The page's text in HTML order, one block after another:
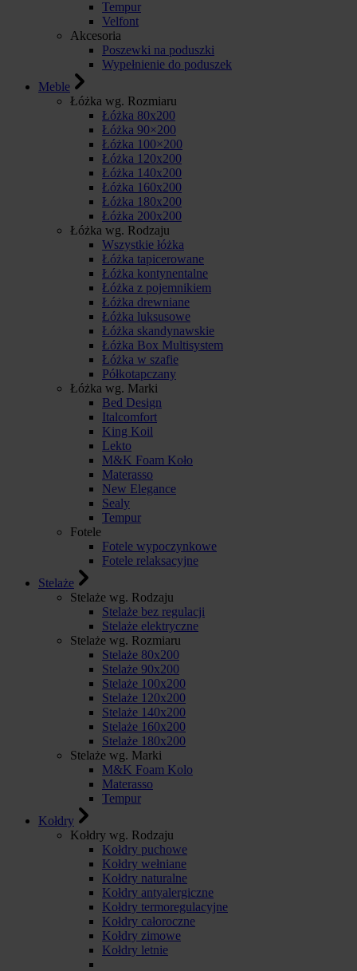
Tempur
Velfont
Akcesoria
Poszewki na poduszki
Wypełnienie do poduszek
Meble
Łóżka wg. Rozmiaru
Łóżka 80x200
Łóżka 90×200
Łóżka 100×200
Łóżka 120x200
Łóżka 140x200
Łóżka 160x200
Łóżka 180x200
Łóżka 200x200
Łóżka wg. Rodzaju
Wszystkie łóżka
Łóżka tapicerowane
Łóżka kontynentalne
Łóżka z pojemnikiem
Łóżka drewniane
Łóżka luksusowe
Łóżka skandynawskie
Łóżka Box Multisystem
Łóżka w szafie
Półkotapczany
Łóżka wg. Marki
Bed Design
Italcomfort
King Koil
Lekto
M&K Foam Koło
Materasso
New Elegance
Sealy
Tempur
Fotele
Fotele wypoczynkowe
Fotele relaksacyjne
Stelaże
Stelaże wg. Rodzaju
Stelaże bez regulacji
Stelaże elektryczne
Stelaże wg. Rozmiaru
Stelaże 80x200
Stelaże 90x200
Stelaże 100x200
Stelaże 120x200
Stelaże 140x200
Stelaże 160x200
Stelaże 180x200
Stelaże wg. Marki
M&K Foam Kolo
Materasso
Tempur
Kołdry
Kołdry wg. Rodzaju
Kołdry puchowe
Kołdry wełniane
Kołdry naturalne
Kołdry antyalergiczne
Kołdry termoregulacyjne
Kołdry całoroczne
Kołdry zimowe
Kołdry letnie